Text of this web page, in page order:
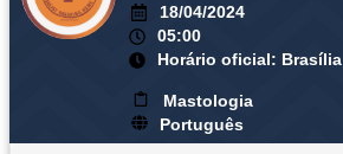
18/04/2024
05:00
Horário oficial: Brasília
Mastologia
Português